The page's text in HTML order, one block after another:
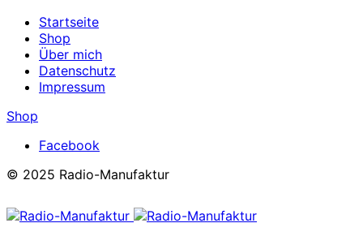
Startseite
Shop
Über mich
Datenschutz
Impressum
Shop
Facebook
© 2025 Radio-Manufaktur